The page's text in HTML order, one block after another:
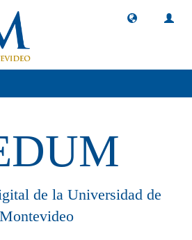
de la Universidad de
Montevideo